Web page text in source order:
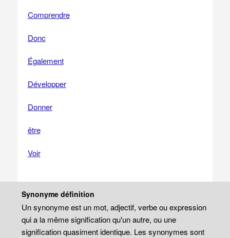
Comprendre
Donc
Également
Développer
Donner
être
Voir
Synonyme définition
Un synonyme est un mot, adjectif, verbe ou expression
qui a la même signification qu'un autre, ou une
signification quasiment identique. Les synonymes sont